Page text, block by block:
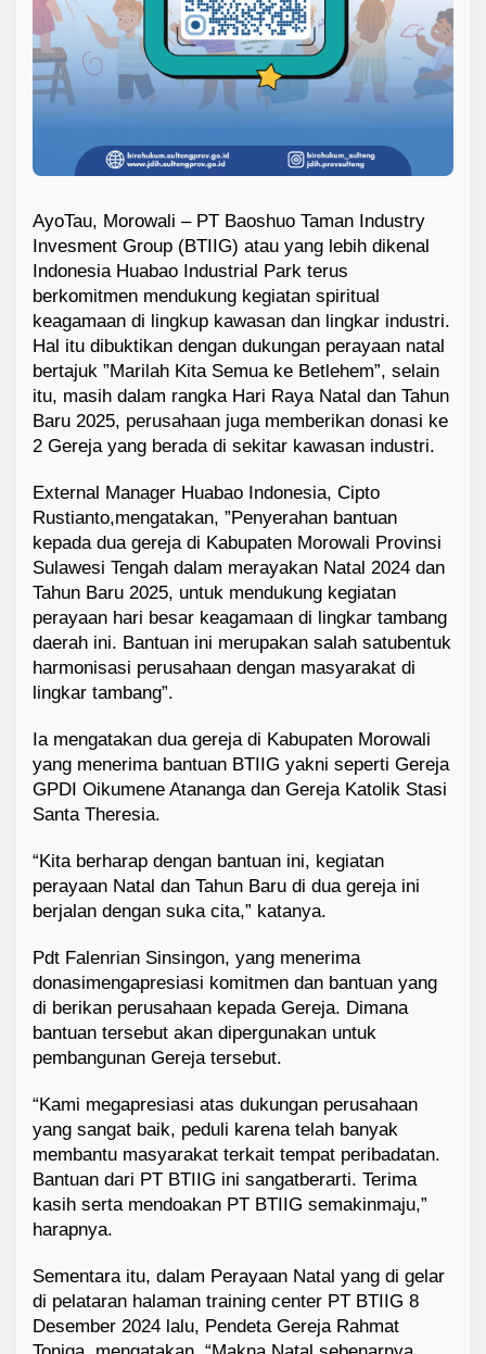
AyoTau, Morowali – PT Baoshuo Taman Industry
Invesment Group (BTIIG) atau yang lebih dikenal
Indonesia Huabao Industrial Park terus
berkomitmen mendukung kegiatan spiritual
keagamaan di lingkup kawasan dan lingkar industri.
Hal itu dibuktikan dengan dukungan perayaan natal
bertajuk ”Marilah Kita Semua ke Betlehem”, selain
itu, masih dalam rangka Hari Raya Natal dan Tahun
Baru 2025, perusahaan juga memberikan donasi ke
2 Gereja yang berada di sekitar kawasan industri.
External Manager Huabao Indonesia, Cipto
Rustianto,mengatakan, ”Penyerahan bantuan
kepada dua gerejadi Kabupaten Morowali Provinsi
Sulawesi Tengah dalam merayakan Natal 2024 dan
Tahun Baru 2025, untuk mendukung kegiatan
perayaan hari besar keagamaan di lingkar tambang
daerah ini. Bantuan ini merupakan salah satubentuk
harmonisasi perusahaan dengan masyarakat di
lingkar tambang”.
Ia mengatakan dua gerejadi Kabupaten Morowali
yang menerima bantuan BTIIG yakni seperti Gereja
GPDI Oikumene Atananga dan Gereja Katolik Stasi
Santa Theresia.
“Kita berharap dengan bantuan ini, kegiatan
perayaan Natal dan Tahun Baru di dua gereja ini
berjalan dengan suka cita,” katanya.
Pdt Falenrian Sinsingon, yang menerima
donasimengapresiasi komitmen dan bantuan yang
di berikan perusahaan kepada Gereja. Dimana
bantuan tersebut akan dipergunakan untuk
pembangunan Gereja tersebut.
“Kami megapresiasi atas dukungan perusahaan
yang sangat baik, peduli karena telah banyak
membantu masyarakat terkait tempat peribadatan.
Bantuan dari PT BTIIG ini sangatberarti. Terima
kasih serta mendoakan PT BTIIG semakinmaju,”
harapnya.
Sementara itu, dalam Perayaan Natal yang di gelar
di pelataran halaman training center PT BTIIG 8
Desember 2024 lalu, Pendeta Gereja Rahmat